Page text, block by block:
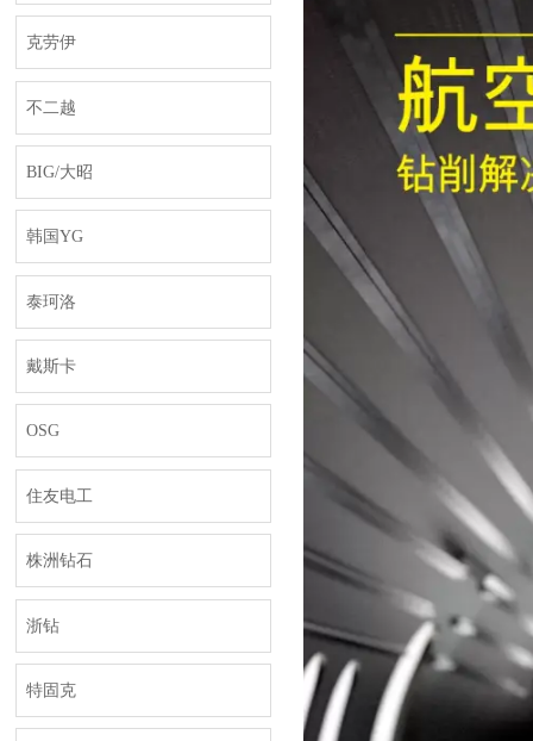
克劳伊
不二越
BIG/大昭
韩国YG
泰珂洛
戴斯卡
OSG
住友电工
株洲钻石
浙钻
特固克